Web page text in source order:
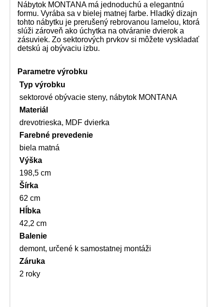
Nábytok MONTANA má jednoduchú a elegantnú
formu. Vyrába sa v bielej matnej farbe. Hladký dizajn
tohto nábytku je prerušený rebrovanou lamelou, ktorá
slúži zároveň ako úchytka na otváranie dvierok a
zásuviek. Zo sektorových prvkov si môžete vyskladať
detskú aj obývaciu izbu.
Parametre výrobku
Typ výrobku
sektorové obývacie steny, nábytok MONTANA
Materiál
drevotrieska, MDF dvierka
Farebné prevedenie
biela matná
Výška
198,5 cm
Šírka
62 cm
Hĺbka
42,2 cm
Balenie
demont, určené k samostatnej montáži
Záruka
2 roky